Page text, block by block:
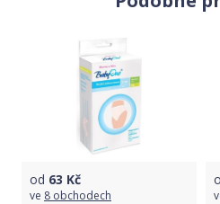
od 63 Kč
ve 8 obchodech